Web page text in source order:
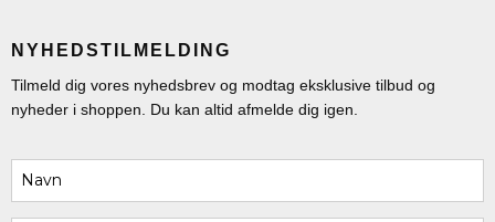
NYHEDSTILMELDING
Tilmeld dig vores nyhedsbrev og modtag eksklusive tilbud og
nyheder i shoppen. Du kan altid afmelde dig igen.